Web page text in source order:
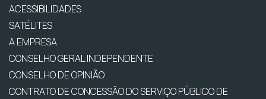
ACESSIBILIDADES
SATÉLITES
A EMPRESA
CONSELHO GERAL INDEPENDENTE
CONSELHO DE OPINIÃO
CONTRATO DE CONCESSÃO DO SERVIÇO PÚBLICO DE